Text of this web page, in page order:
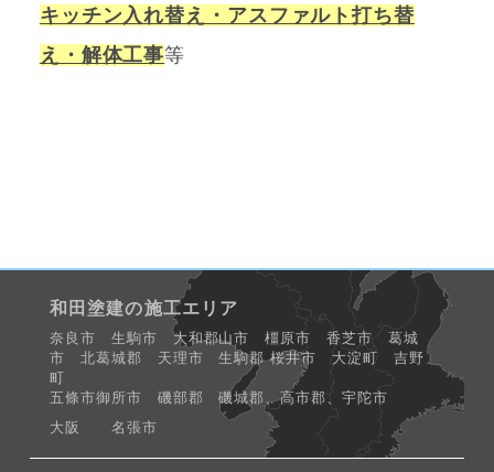
キッチン入れ替え・アスファルト打ち替
え・解体工事等
和田塗建の施工エリア
奈良市 生駒市 大和郡山市 橿原市 香芝市 葛城
市 北葛城郡 天理市 生駒郡 桜井市 大淀町 吉野
町
五條市御所市 磯部郡 磯城郡、高市郡、宇陀市
大阪 名張市